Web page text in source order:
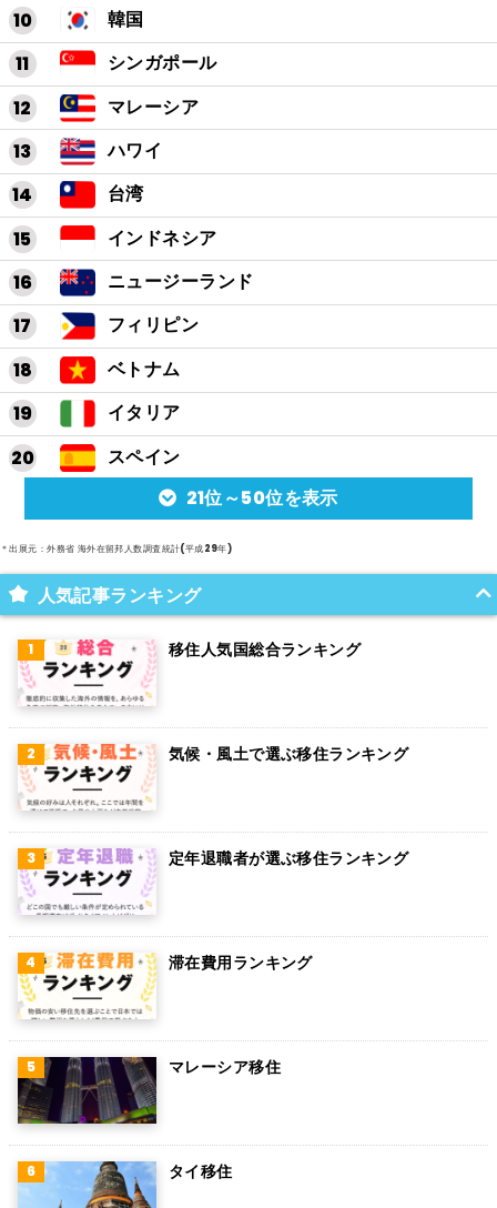
韓国
シンガポール
マレーシア
ハワイ
台湾
インドネシア
ニュージーランド
フィリピン
ベトナム
イタリア
スペイン
アルゼンチン
メキシコ
スイス
オランダ
グアム
パラグアイ
アラブ首長国連邦
スウェーデン
ペルー
ボリビア
カンボジア
オーストリア
ロシア
ミャンマー
アイルランド
21位～50位を表示
＊出展元：外務省 海外在留邦人数調査統計(平成29年)
人気記事ランキング
移住人気国総合ランキング
気候・風土で選ぶ移住ランキング
定年退職者が選ぶ移住ランキング
滞在費用ランキング
マレーシア移住
タイ移住